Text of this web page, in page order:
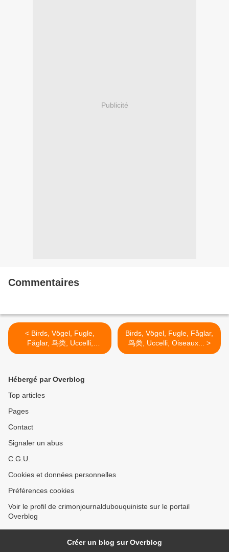
Publicité
Commentaires
< Birds, Vögel, Fugle,
Fåglar, 鸟类, Uccelli,
Oiseaux...
Birds, Vögel, Fugle, Fåglar,
鸟类, Uccelli, Oiseaux... >
Hébergé par Overblog
Top articles
Pages
Contact
Signaler un abus
C.G.U.
Cookies et données personnelles
Préférences cookies
Voir le profil de crimonjournaldubouquiniste sur le portail
Overblog
Créer un blog sur Overblog